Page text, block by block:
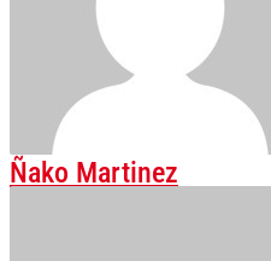
Ñako Martinez